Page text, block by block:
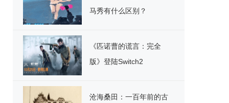
马秀有什么区别？
《匹诺曹的谎言：完全
版》登陆Switch2
沧海桑田：一百年前的古